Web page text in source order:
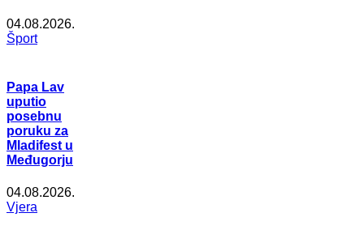
04.08.2026.
Šport
Papa Lav
uputio
posebnu
poruku za
Mladifest u
Međugorju
04.08.2026.
Vjera